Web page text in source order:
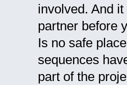
involved. And
partner before
Is no safe
sequences
part of the